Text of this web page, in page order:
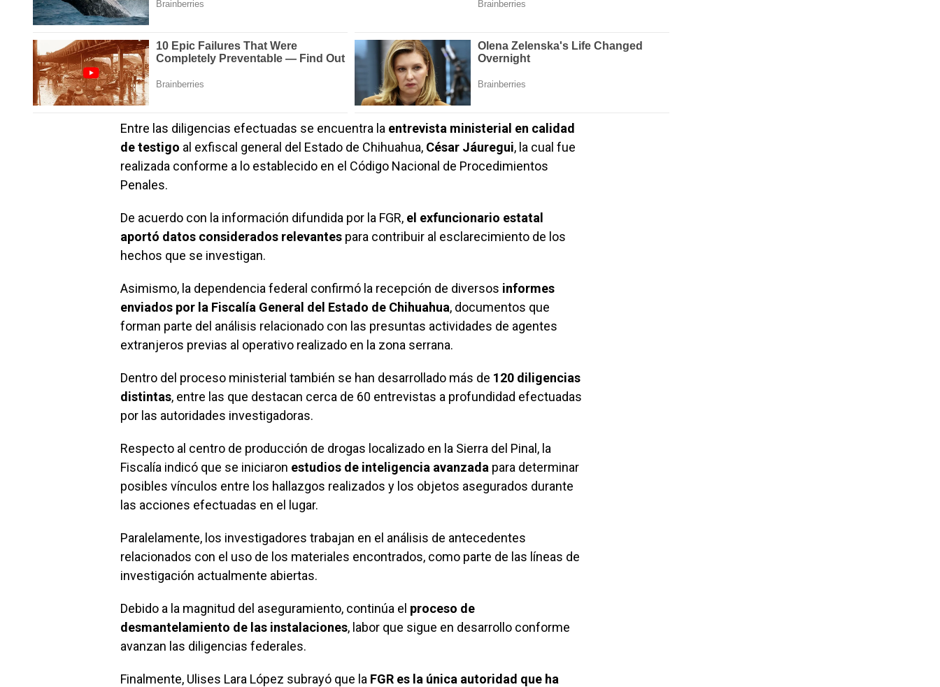
Entre las diligencias efectuadas se encuentra la entrevista ministerial en calidad
de testigo al exfiscal general del Estado de Chihuahua, César Jáuregui, la cual fue
realizada conforme a lo establecido en el Código Nacional de Procedimientos
Penales.
De acuerdo con la información difundida por la FGR, el exfuncionario estatal
aportó datos considerados relevantes para contribuir al esclarecimiento de los
hechos que se investigan.
Asimismo, la dependencia federal confirmó la recepción de diversos informes
enviados por la Fiscalía General del Estado de Chihuahua, documentos que
forman parte del análisis relacionado con las presuntas actividades de agentes
extranjeros previas al operativo realizado en la zona serrana.
Dentro del proceso ministerial también se han desarrollado más de 120 diligencias
distintas, entre las que destacan cerca de 60 entrevistas a profundidad efectuadas
por las autoridades investigadoras.
Respecto al centro de producción de drogas localizado en la Sierra del Pinal, la
Fiscalía indicó que se iniciaron estudios de inteligencia avanzada para determinar
posibles vínculos entre los hallazgos realizados y los objetos asegurados durante
las acciones efectuadas en el lugar.
Paralelamente, los investigadores trabajan en el análisis de antecedentes
relacionados con el uso de los materiales encontrados, como parte de las líneas de
investigación actualmente abiertas.
Debido a la magnitud del aseguramiento, continúa el proceso de
desmantelamiento de las instalaciones, labor que sigue en desarrollo conforme
avanzan las diligencias federales.
Finalmente, Ulises Lara López subrayó que la FGR es la única autoridad que ha